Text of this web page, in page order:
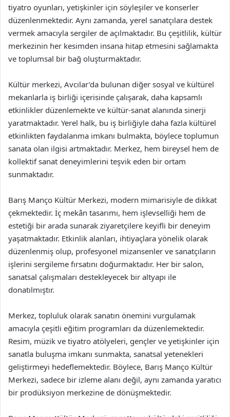
tiyatro oyunları, yetişkinler için söyleşiler ve konserler
düzenlenmektedir. Aynı zamanda, yerel sanatçılara destek
vermek amacıyla sergiler de açılmaktadır. Bu çeşitlilik, kültür
merkezinin her kesimden insana hitap etmesini sağlamakta
ve toplumsal bir bağ oluşturmaktadır.
Kültür merkezi, Avcılar’da bulunan diğer sosyal ve kültürel
mekanlarla iş birliği içerisinde çalışarak, daha kapsamlı
etkinlikler düzenlemekte ve kültür-sanat alanında sinerji
yaratmaktadır. Yerel halk, bu iş birliğiyle daha fazla kültürel
etkinlikten faydalanma imkanı bulmakta, böylece toplumun
sanata olan ilgisi artmaktadır. Merkez, hem bireysel hem de
kollektif sanat deneyimlerini teşvik eden bir ortam
sunmaktadır.
Barış Manço Kültür Merkezi, modern mimarisiyle de dikkat
çekmektedir. İç mekân tasarımı, hem işlevselliği hem de
estetiği bir arada sunarak ziyaretçilere keyifli bir deneyim
yaşatmaktadır. Etkinlik alanları, ihtiyaçlara yönelik olarak
düzenlenmiş olup, profesyonel mizansenler ve sanatçıların
işlerini sergileme fırsatını doğurmaktadır. Her bir salon,
sanatsal çalışmaları destekleyecek bir altyapı ile
donatılmıştır.
Merkez, topluluk olarak sanatın önemini vurgulamak
amacıyla çeşitli eğitim programları da düzenlemektedir.
Resim, müzik ve tiyatro atölyeleri, gençler ve yetişkinler için
sanatla buluşma imkanı sunmakta, sanatsal yetenekleri
geliştirmeyi hedeflemektedir. Böylece, Barış Manço Kültür
Merkezi, sadece bir izleme alanı değil, aynı zamanda yaratıcı
bir prodüksiyon merkezine de dönüşmektedir.